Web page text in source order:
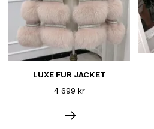
LUXE FUR JACKET
4 699 kr